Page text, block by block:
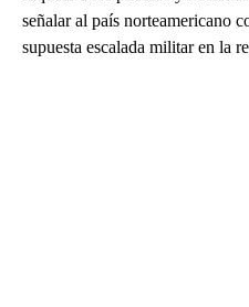
señalar al país norteamericano
supuesta escalada militar en la